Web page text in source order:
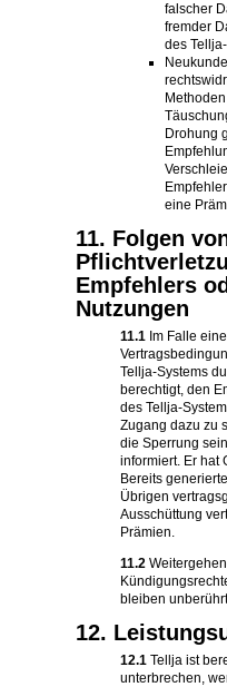
falscher
fremder
des
Drohung
eine
11. Folgen
Empfehlers
Nutzungen
11.1 Im Falle
Tellja-Systems
berechtigt, den
des Tellja-
Zugang dazu zu
die Sperrung
informiert. Er hat
Bereits
Übrigen
Ausschüttung
Prämien.
11.2
bleiben
12.
12.1 Tellja ist
unterbrechen,